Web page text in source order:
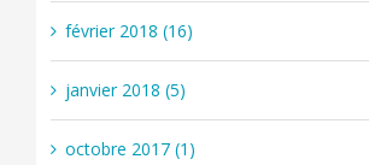
février 2018 (16)
janvier 2018 (5)
octobre 2017 (1)